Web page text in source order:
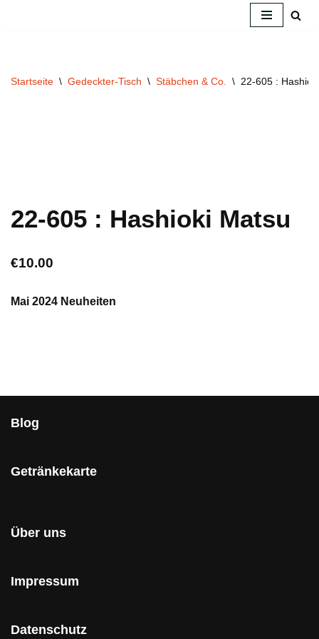
Startseite \ Gedeckter-Tisch \ Stäbchen & Co. \ 22-605 :
22-605 : Hashioki Matsu
€10.00
Mai 2024 Neuheiten
Blog
Getränkekarte
Über uns
Impressum
Datenschutz